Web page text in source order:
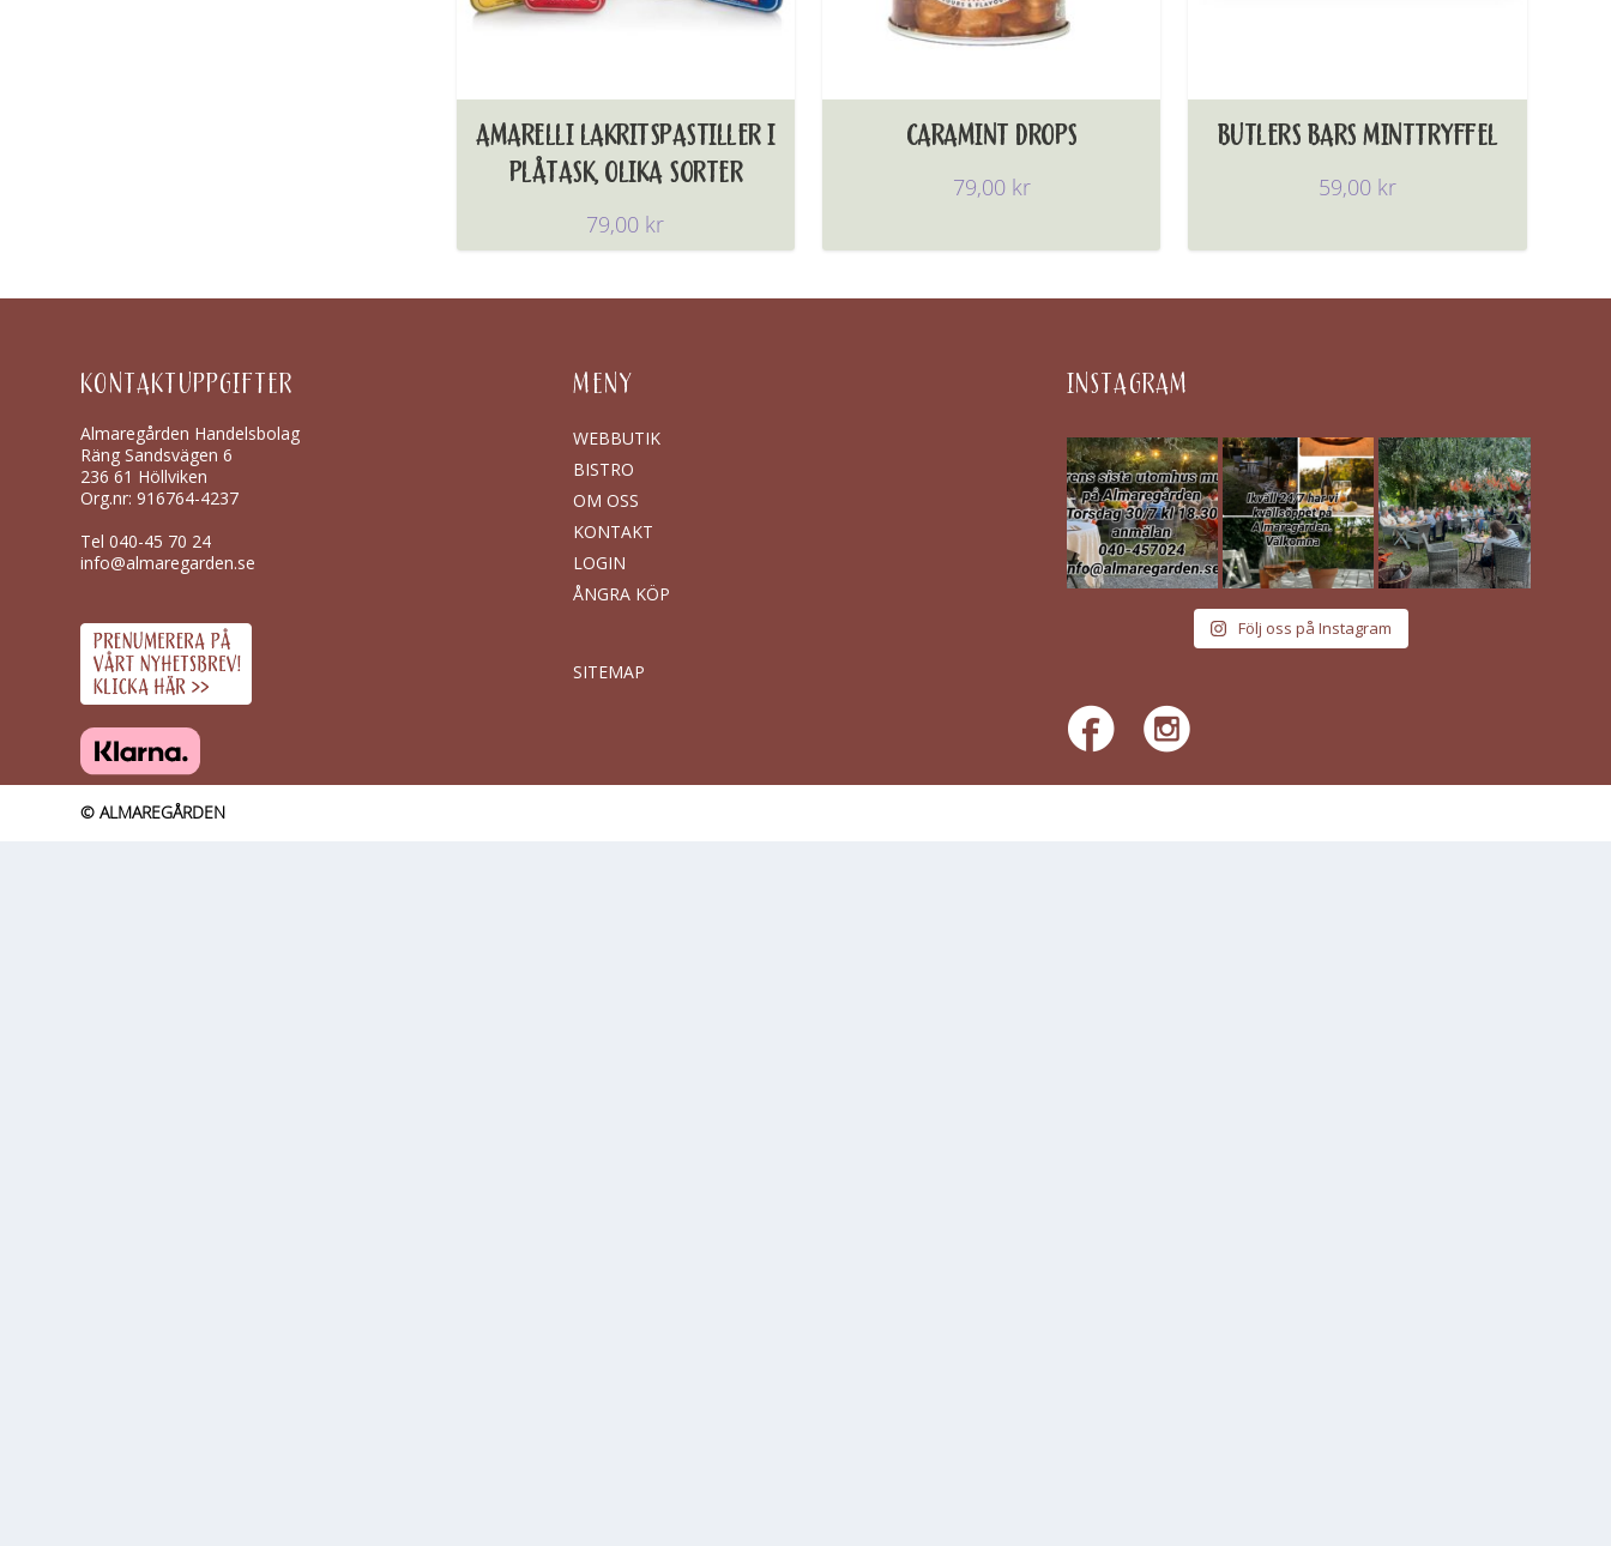
AMARELLI LAKRITSPASTILLER I
PLÅTASK, OLIKA SORTER
79,00 kr
CARAMINT DROPS
79,00 kr
BUTLERS BARS MINTTRYFFEL
59,00 kr
KONTAKTUPPGIFTER
Almaregården Handelsbolag
Räng Sandsvägen 6
236 61 Höllviken
Org.nr: 916764-4237
Tel040-45 70 24
info@almaregarden.se
MENY
WEBBUTIK
BISTRO
OM OSS
KONTAKT
LOGIN
ÅNGRA KÖP
SITEMAP
INSTAGRAM
Följ oss på Instagram
© ALMAREGÅRDEN